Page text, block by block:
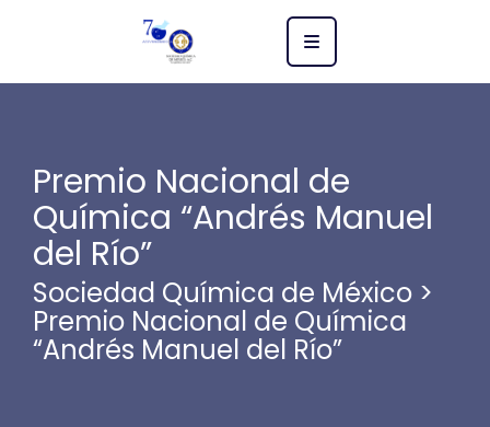
Premio Nacional de
Química “Andrés Manuel
del Río”
Sociedad Química de México >
Premio Nacional de Química
“Andrés Manuel del Río”